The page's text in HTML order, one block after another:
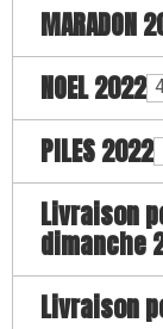
MARADON
NOEL 2022
PILES 2022
Livraison
dimanche
Livraison